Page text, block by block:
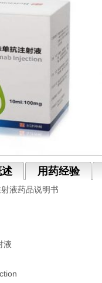
用药经验
液药品说明书
液